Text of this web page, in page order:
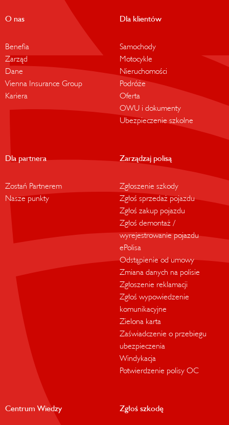
O nas
Benefia
Zarząd
Dane
Vienna Insurance Group
Kariera
Dla klientów
Samochody
Motocykle
Nieruchomości
Podróże
Oferta
OWU i dokumenty
Ubezpieczenie szkolne
Dla partnera
Zostań Partnerem
Nasze punkty
Zarządzaj polisą
Zgłoszenie szkody
Zgłoś sprzedaż pojazdu
Zgłoś zakup pojazdu
Zgłoś demontaż /
wyrejestrowanie pojazdu
ePolisa
Odstąpienie od umowy
Zmiana danych na polisie
Zgłoszenie reklamacji
Zgłoś wypowiedzenie
komunikacyjne
Zielona karta
Zaświadczenie o przebiegu
ubezpieczenia
Windykacja
Potwierdzenie polisy OC
Centrum Wiedzy Zgłoś szkodę